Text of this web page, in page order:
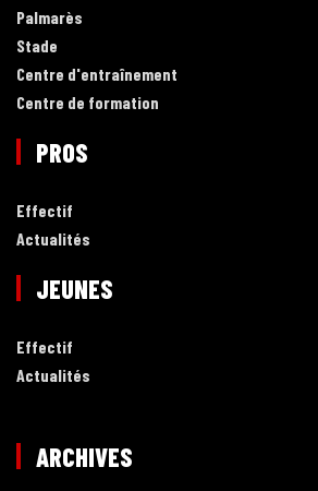
Palmarès
Stade
Centre d'entraînement
Centre de formation
PROS
Effectif
Actualités
JEUNES
Effectif
Actualités
ARCHIVES